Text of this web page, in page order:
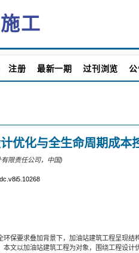
工
注册 最新一期 过刊浏览
优化与全生命周期成本
限责任公司，中国)
环保要求叠加背景下，加油站建筑工程呈现
本文以加油站建筑工程为对象，围绕工程设